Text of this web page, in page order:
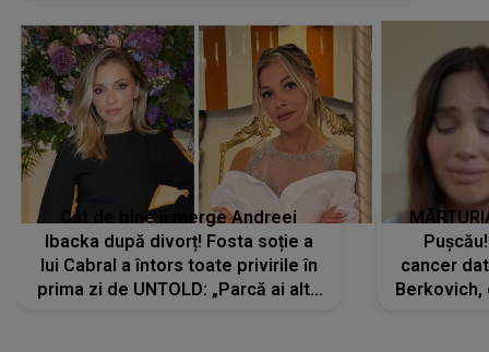
Cât de bine îi merge Andreei
Ibacka după divorț! Fosta soție a
lui Cabral a întors toate privirile în
prima zi de UNTOLD: „Parcă ai altă
cancer